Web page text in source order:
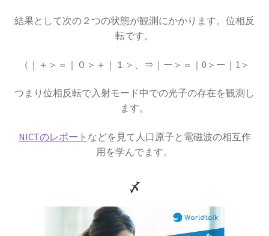
D・J・ボーム
_【マンハッタン計画に参画しボーム解釈を提唱】
E・O・ローレンス
【サイクロトロンを発明し人工放射
性元素を実現】
E・W・モーリー
【アメリカで稀代の実験家が光速度
結果として次の２つの状態が観測にかかります。位相反
転です。
（｜＋＞＝｜０＞＋｜１＞、⇒｜ー＞＝｜0＞ー｜1＞
つまり位相反転で入射モード中での光子の存在を観測し
ます。
NICTのレポート などを見て人口原子と電磁波の相互作
用を学んでます。
〆